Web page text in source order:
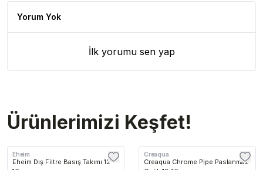
Yorum Yok
İlk yorumu sen yap
Ürünlerimizi Keşfet!
Eheim
Eheim Dış Filtre Basış Takımı 12-
Creaqua
Creaqua Chrome Pipe Paslanmaz